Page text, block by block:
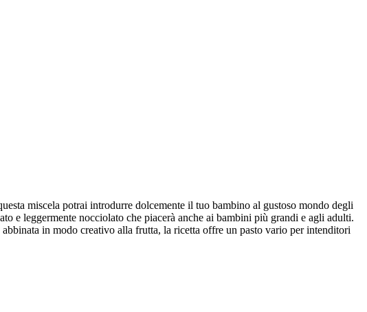
miscela potrai introdurre dolcemente il tuo bambino al gustoso mondo degli
e leggermente nocciolato che piacerà anche ai bambini più grandi e agli adulti.
in modo creativo alla frutta, la ricetta offre un pasto vario per intenditori